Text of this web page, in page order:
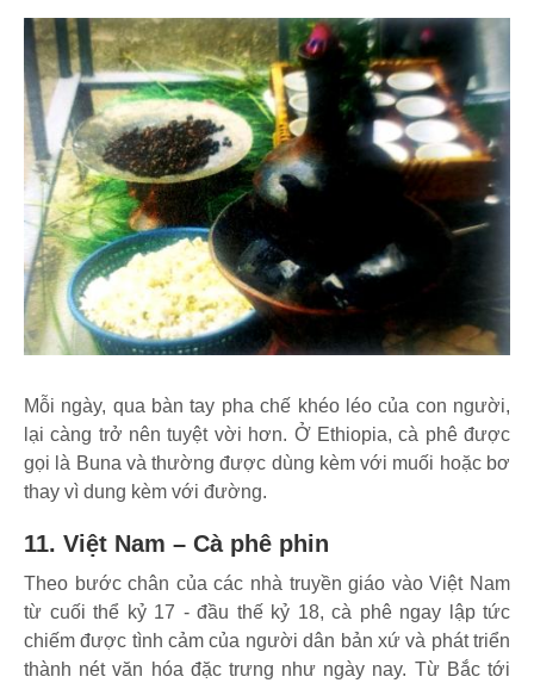
Mỗi ngày, qua bàn tay pha chế khéo léo của con người,
lại càng trở nên tuyệt vời hơn. Ở Ethiopia, cà phê được
gọi là Buna và thường được dùng kèm với muối hoặc bơ
thay vì dung kèm với đường.
11. Việt Nam – Cà phê phin
Theo bước chân của các nhà truyền giáo vào Việt Nam
từ cuối thể kỷ 17 - đầu thế kỷ 18, cà phê ngay lập tức
chiếm được tình cảm của người dân bản xứ và phát triển
thành nét văn hóa đặc trưng như ngày nay. Từ Bắc tới